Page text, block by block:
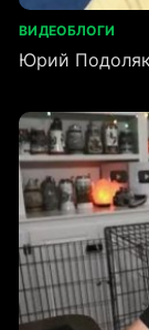
ВИДЕОБЛОГИ
Юрий